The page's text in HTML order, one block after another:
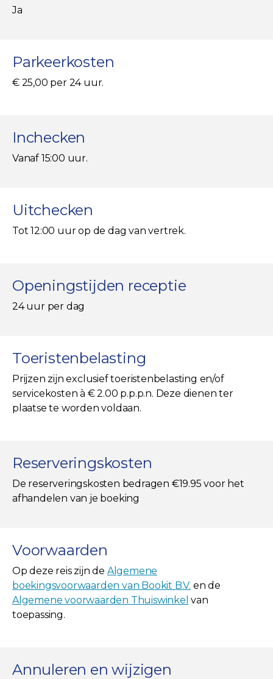
Ja
Parkeerkosten
€ 25,00 per 24 uur.
Inchecken
Vanaf 15:00 uur.
Uitchecken
Tot 12:00 uur op de dag van vertrek.
Openingstijden receptie
24 uur per dag
Toeristenbelasting
Prijzen zijn exclusief toeristenbelasting en/of
servicekosten à € 2.00 p.p.p.n. Deze dienen ter
plaatse te worden voldaan.
Reserveringskosten
De reserveringskosten bedragen €19.95 voor het
afhandelen van je boeking
Voorwaarden
Op deze reis zijn de Algemene
boekingsvoorwaarden van Bookit B.V. en de
Algemene voorwaarden Thuiswinkel van
toepassing.
Annuleren en wijzigen